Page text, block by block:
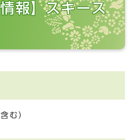
報】スキース
む）